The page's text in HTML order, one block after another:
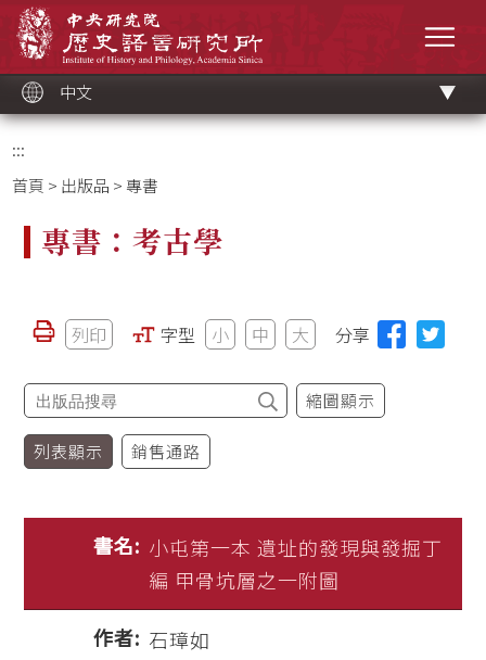
中文
:::
首頁 > 出版品 > 專書
專書：考古學
列印 字型 小 中 大 分享
縮圖顯示
列表顯示 銷售通路
小屯第一本 遺址的發現與發掘丁
編 甲骨坑層之一附圖
石璋如